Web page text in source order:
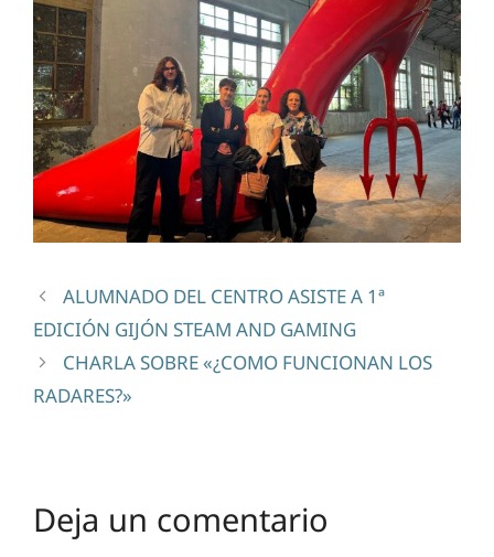
ALUMNADO DEL CENTRO ASISTE A 1ª
EDICIÓN GIJÓN STEAM AND GAMING
CHARLA SOBRE «¿COMO FUNCIONAN LOS
RADARES?»
Deja un comentario